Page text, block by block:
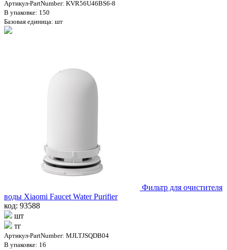
Артикул-PartNumber: KVR56U46BS6-8
В упаковке: 150
Базовая единица: шт
Фильтр для очистителя
воды Xiaomi Faucet Water Purifier
код: 93588
шт
тг
Артикул-PartNumber: MJLTJSQDB04
В упаковке: 16